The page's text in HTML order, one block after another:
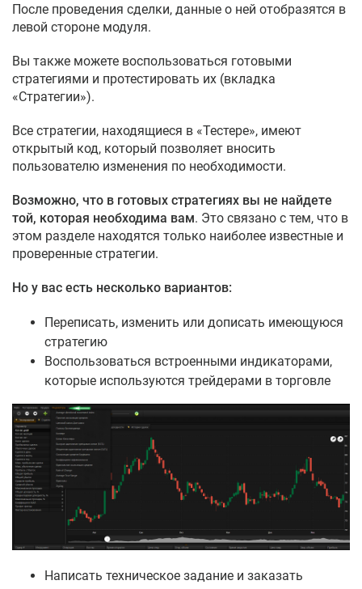
После проведения сделки, данные о ней отобразятся в
левой стороне модуля.
Вы также можете воспользоваться готовыми
стратегиями и протестировать их (вкладка
«Стратегии»).
Все стратегии, находящиеся в «Тестере», имеют
открытый код, который позволяет вносить
пользователю изменения по необходимости.
Возможно, что в готовых стратегиях вы не найдете
той, которая необходима вам. Это связано с тем, что в
этом разделе находятся только наиболее известные и
проверенные стратегии.
Но у вас есть несколько вариантов:
Переписать, изменить или дописать имеющуюся
стратегию
Воспользоваться встроенными индикаторами,
которые используются трейдерами в торговле
Написать техническое задание и заказать